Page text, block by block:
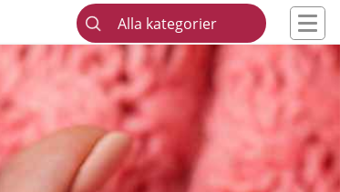
Alla kategorier